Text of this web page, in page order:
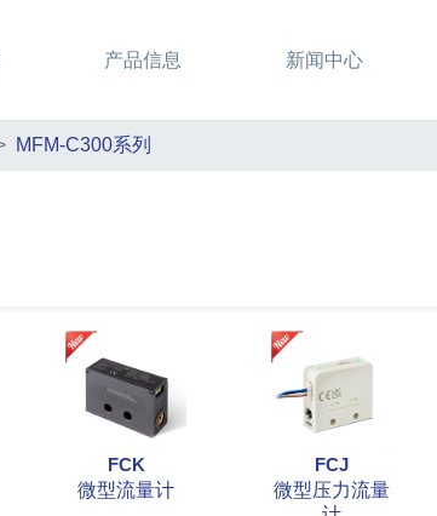
产品信息 新闻中心
MFM-C300系列
FCK
微型流量计
FCJ
微型压力流量